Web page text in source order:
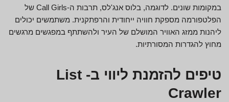
במקומות שונים. לדוגמה, בלוס אנג'לס, תרבות ה-Call Girls של
הפלטפורמה מספקת חוויה ייחודית והרפתקנית. משתמשים יכולים
ליהנות ממזג האוויר המושלם של העיר ולהשתתף במפגשים מרגשים
מחוץ להגדרות המסורתיות.
טיפים להזמנת ליווי ב- List
Crawler